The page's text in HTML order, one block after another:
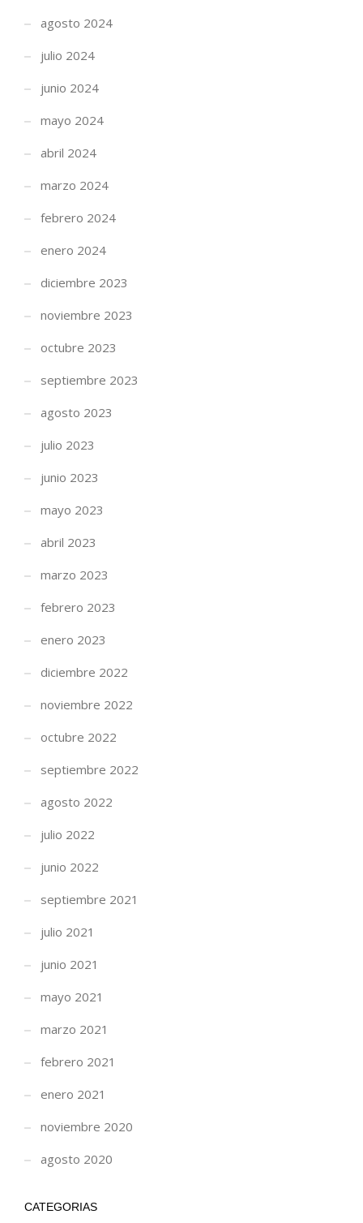
agosto 2024
julio 2024
junio 2024
mayo 2024
abril 2024
marzo 2024
febrero 2024
enero 2024
diciembre 2023
noviembre 2023
octubre 2023
septiembre 2023
agosto 2023
julio 2023
junio 2023
mayo 2023
abril 2023
marzo 2023
febrero 2023
enero 2023
diciembre 2022
noviembre 2022
octubre 2022
septiembre 2022
agosto 2022
julio 2022
junio 2022
septiembre 2021
julio 2021
junio 2021
mayo 2021
marzo 2021
febrero 2021
enero 2021
noviembre 2020
agosto 2020
CATEGORIAS